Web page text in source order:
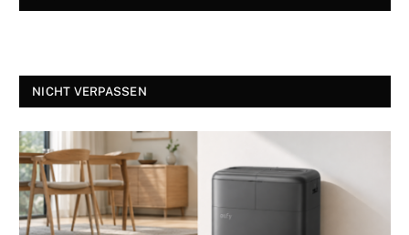
NICHT VERPASSEN